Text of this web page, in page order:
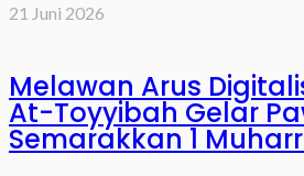
21 Juni 2026
Melawan Arus
At-Toyyibah Gelar
Semarakkan 1